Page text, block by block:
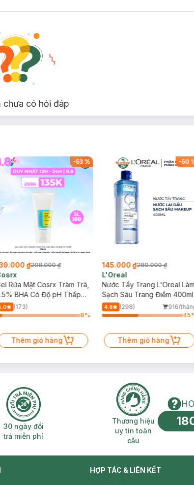
chưa có hỏi đáp
-53%
₫298.000 ₫
Rửa Mặt Cosrx Tràm Trà,
BHA Có Độ pH Thấp
(173)
8%
Thêm giỏ hàng
-50
145.000 ₫289.000 ₫
L'Oreal
Nước Tẩy Trang L'Oreal
Sạch Sâu Trang Điểm 400ml
4.8 (298)
916/
45
Thêm giỏ hàng
30 ngày đổi trả miễn phí
30 ngày đổi
trả miễn phí
Thương hiệu
Thương hiệu
uy tín toàn
cầu
HỢP TÁC & LIÊN KẾT